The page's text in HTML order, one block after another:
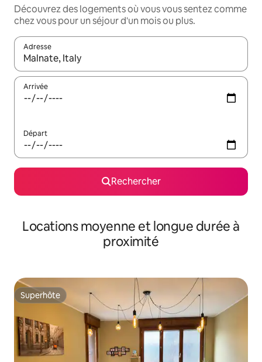
Découvrez des logements où vous vous sentez comme
chez vous pour un séjour d'un mois ou plus.
Adresse
Lorsque les résultats s'affichent, utilisez les flèches vers le
Arrivée
Départ
Rechercher
Locations moyenne et longue durée à
proximité
Superhôte
Superhôte